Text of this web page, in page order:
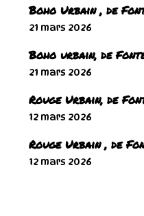
Boho Urbain , de
21 mars 2026
Boho urbain, de
21 mars 2026
Rouge Urbain, de
12 mars 2026
Rouge Urbain , de
12 mars 2026